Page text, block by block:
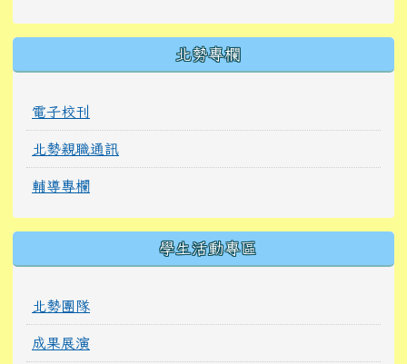
北勢專欄
電子校刊
北勢親職通訊
輔導專欄
學生活動專區
北勢團隊
成果展演